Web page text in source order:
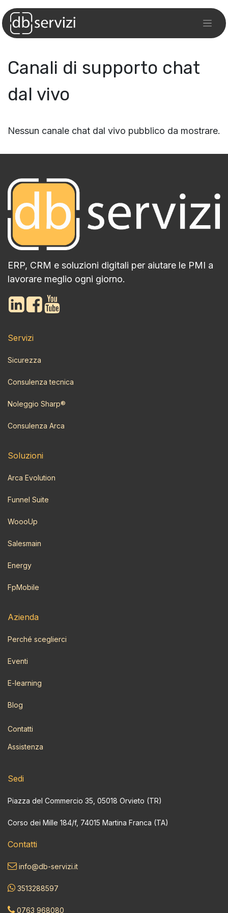
Canali di supporto chat
dal vivo
Nessun canale chat dal vivo pubblico da mostrare.
ERP, CRM e soluzioni digitali per aiutare le PMI a
lavorare meglio ogni giorno.
Servizi
Sicurezza
Consulenza tecnica
Noleggio Sharp®
Consulenza Arca
Soluzioni
Arca Evolution
Funnel Suite
WoooUp
Salesmain
Energy
FpMobile
Azi​enda
Perché sceglierci
Eventi
E-learning
Blog
Contatti
Assistenza
Sedi
Piazza del Commercio 35, 05018 Orvieto (TR)
Corso dei Mille 184/f, 74015 Martina Franca (TA)
Contatti
info@db-servizi.it
3513288597
0763 968080